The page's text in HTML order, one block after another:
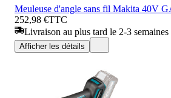
Meuleuse d'angle sans fil Makita 40V
252,98 €TTC
Livraison au plus tard le 2-3 semaines
Afficher les détails